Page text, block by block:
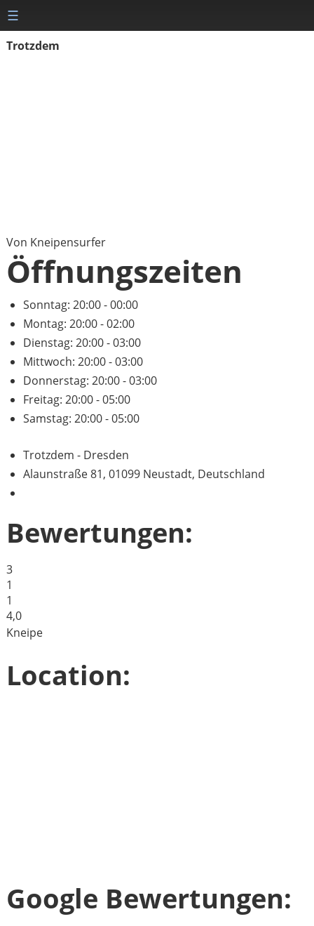
☰
Trotzdem
Von Kneipensurfer
Öffnungszeiten
Sonntag: 20:00 - 00:00
Montag: 20:00 - 02:00
Dienstag: 20:00 - 03:00
Mittwoch: 20:00 - 03:00
Donnerstag: 20:00 - 03:00
Freitag: 20:00 - 05:00
Samstag: 20:00 - 05:00
Trotzdem - Dresden
Alaunstraße 81, 01099 Neustadt, Deutschland
Bewertungen:
3
1
1
4,0
Kneipe
Location:
Google Bewertungen: